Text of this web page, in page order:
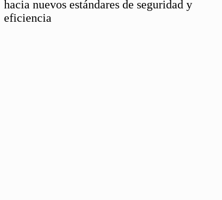
hacia nuevos estándares de seguridad y
eficiencia